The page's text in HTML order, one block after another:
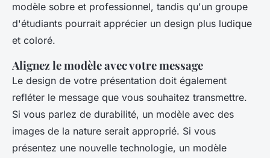
modèle sobre et professionnel, tandis qu'un groupe
d'étudiants pourrait apprécier un design plus ludique
et coloré.
Alignez le modèle avec votre message
Le design de votre présentation doit également
refléter le message que vous souhaitez transmettre.
Si vous parlez de durabilité, un modèle avec des
images de la nature serait approprié. Si vous
présentez une nouvelle technologie, un modèle